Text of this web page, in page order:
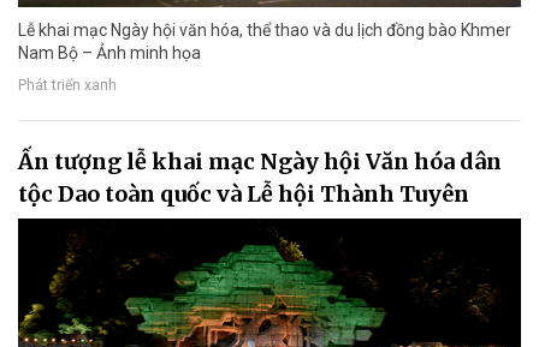
Lễ khai mạc Ngày hội văn hóa, thể thao và du lịch đồng bào Khmer
Nam Bộ – Ảnh minh họa
Phát triển xanh
Ấn tượng lễ khai mạc Ngày hội Văn hóa dân
tộc Dao toàn quốc và Lễ hội Thành Tuyên